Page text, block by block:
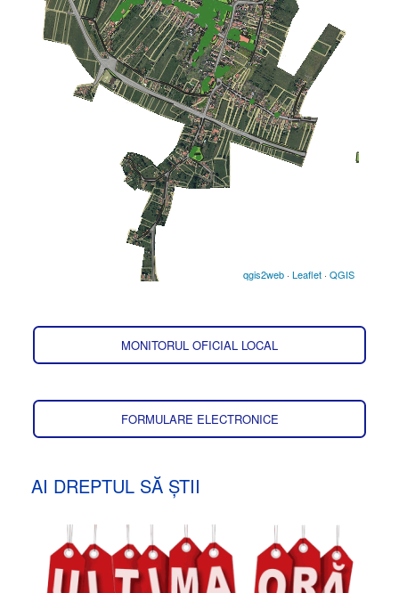
MONITORUL OFICIAL LOCAL
FORMULARE ELECTRONICE
AI DREPTUL SĂ ȘTII